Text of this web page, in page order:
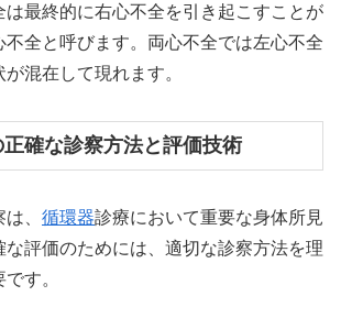
は最終的に右心不全を引き起こすことが
不全と呼びます。両心不全では左心不全
混在して現れます。
確な診察方法と評価技術
、 循環器診療において重要な身体所見
な評価のためには、適切な診察方法を理
す。